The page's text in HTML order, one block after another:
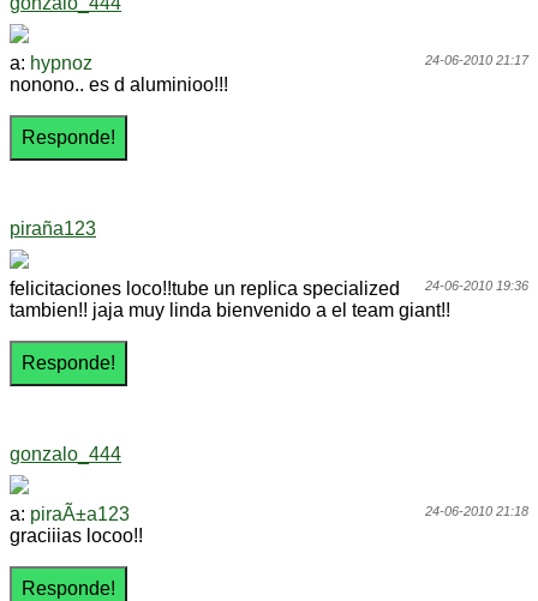
24-06-2010 21:17
a: hypnoz
nonono.. es d aluminioo!!!
piraña123
24-06-2010 19:36
felicitaciones loco!!tube un replica specialized
tambien!! jaja muy linda bienvenido a el team giant!!
gonzalo_444
24-06-2010 21:18
a: piraÃ±a123
graciiias locoo!!